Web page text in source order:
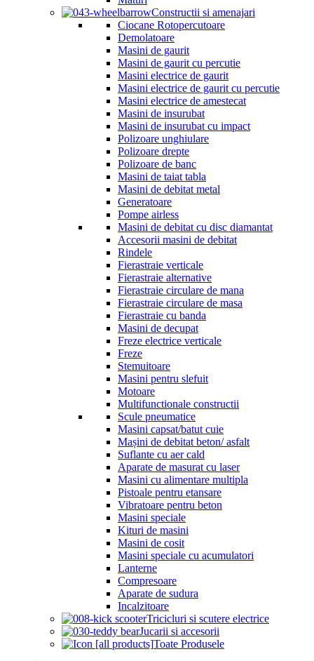
Constructii si amenajari
Ciocane Rotopercutoare
Demolatoare
Masini de gaurit
Masini de gaurit cu percutie
Masini electrice de gaurit
Masini electrice de gaurit cu percutie
Masini electrice de amestecat
Masini de insurubat
Masini de insurubat cu impact
Polizoare unghiulare
Polizoare drepte
Polizoare de banc
Masini de taiat tabla
Masini de debitat metal
Generatoare
Pompe airless
Masini de debitat cu disc diamantat
Accesorii masini de debitat
Rindele
Fierastraie verticale
Fierastraie alternative
Fierastraie circulare de mana
Fierastraie circulare de masa
Fierastraie cu banda
Masini de decupat
Freze electrice verticale
Freze
Stemuitoare
Masini pentru slefuit
Motoare
Multifunctionale constructii
Scule pneumatice
Masini capsat/batut cuie
Mașini de debitat beton/ asfalt
Suflante cu aer cald
Aparate de masurat cu laser
Masini cu alimentare multipla
Pistoale pentru etansare
Vibratoare pentru beton
Masini speciale
Kituri de masini
Masini de cosit
Masini speciale cu acumulatori
Lanterne
Compresoare
Aparate de sudura
Incalzitoare
Tricicluri si scutere electrice
Jucarii si accesorii
Toate Produsele